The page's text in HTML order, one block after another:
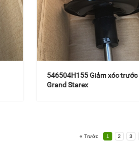
546504H155 Giảm xóc
Grand Starex
« Trước 1 2 3